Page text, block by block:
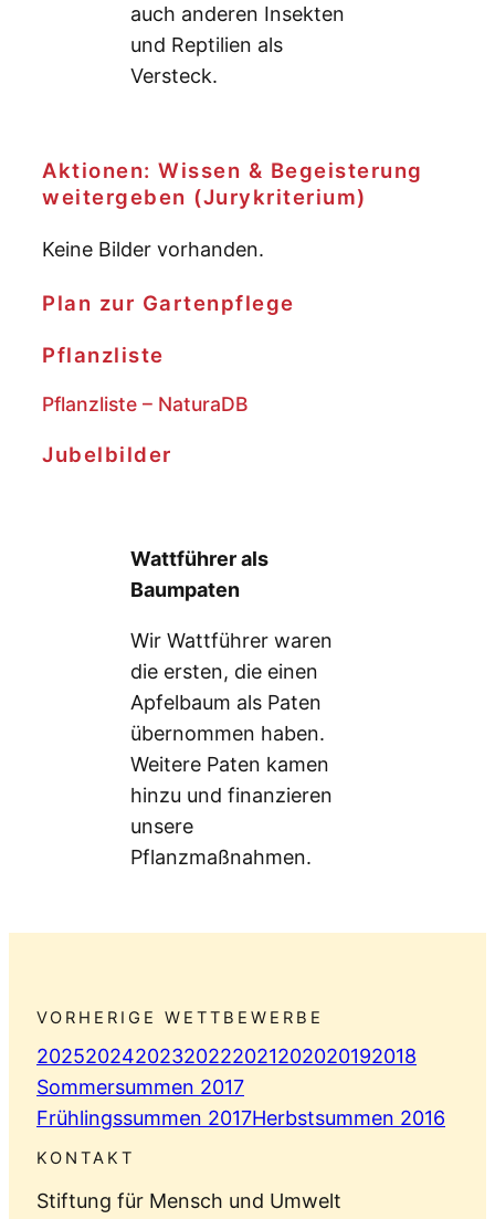
auch anderen Insekten
und Reptilien als
Versteck.
Aktionen: Wissen & Begeisterung
weitergeben (Jurykriterium)
Keine Bilder vorhanden.
Plan zur Gartenpflege
Pflanzliste
Pflanzliste – NaturaDB
Jubelbilder
Wattführer als
Baumpaten
Wir Wattführer waren
die ersten, die einen
Apfelbaum als Paten
übernommen haben.
Weitere Paten kamen
hinzu und finanzieren
unsere
Pflanzmaßnahmen.
VORHERIGE WETTBEWERBE
20252024202320222021202020192018
Sommersummen 2017
Frühlingssummen 2017Herbstsummen 2016
KONTAKT
Stiftung für Mensch und Umwelt